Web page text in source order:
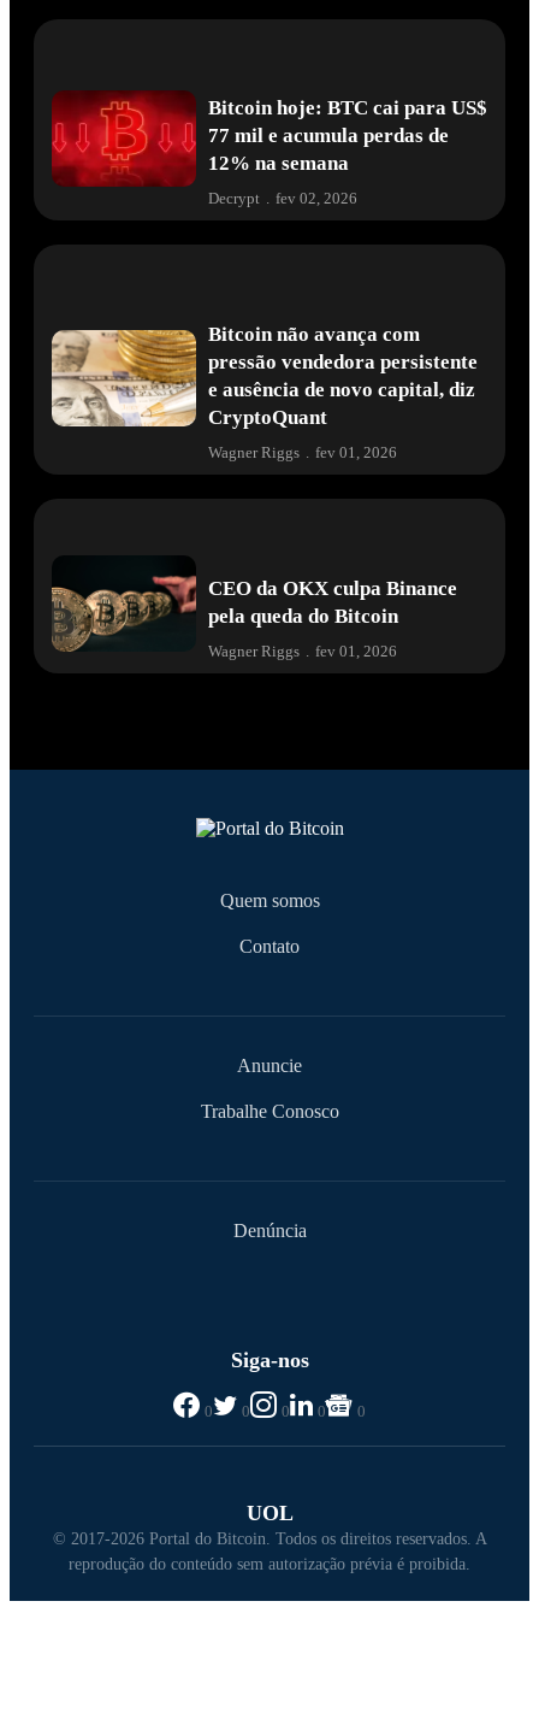
Bitcoin hoje: BTC cai para US$
77 mil e acumula perdas de
12% na semana
Decrypt . fev 02, 2026
Bitcoin não avança com
pressão vendedora persistente
e ausência de novo capital, diz
CryptoQuant
Wagner Riggs . fev 01, 2026
CEO da OKX culpa Binance
pela queda do Bitcoin
Wagner Riggs fev 01, 2026
Quem somos
Contato
Anuncie
Trabalhe Conosco
Denúncia
Siga-nos
0 0 0 0 0
UOL
© 2017-2026 Portal do Bitcoin. Todos os direitos reservados. A
reprodução do conteúdo sem autorização prévia é proibida.